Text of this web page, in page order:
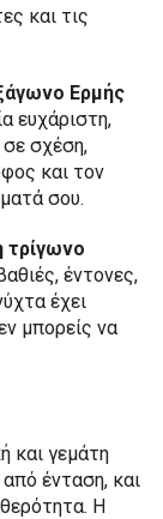
και τις
Ερμής
ευχάριστη,
σε σχέση,
και τον
σου.
τρίγωνο
έντονες,
έχει
μπορείς να
και γεμάτη
ένταση, και
Η